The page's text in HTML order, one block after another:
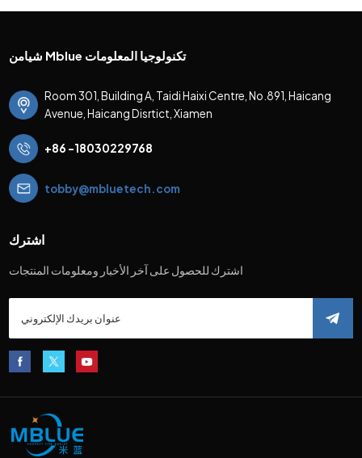
شيامن Mblue تكنولوجيا المعلومات
Room 301, Building A, Taidi Haixi Centre, No.891, Haicang
Avenue, Haicang Disrtict, Xiamen
+86 -18030229768
tobby@mbluetech.com
اشترك
اشترك للحصول على آخر الأخبار ومعلومات المنتجات